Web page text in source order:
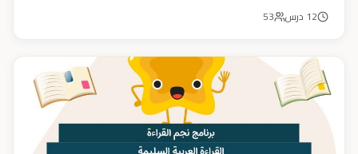
عقلك وتثري خيالك، لتمنحك رؤية جديدة للكون وتفتح لك آفاقاً لا
12 درس 53